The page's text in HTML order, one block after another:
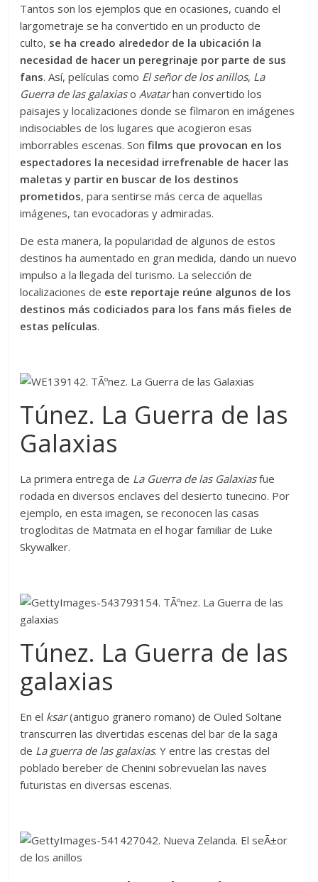
Tantos son los ejemplos que en ocasiones, cuando el
largometraje se ha convertido en un producto de
culto, se ha creado alrededor de la ubicación la
necesidad de hacer un peregrinaje por parte de sus
fans. Así, películas como El señor de los anillos, La
Guerra de las galaxiaso Avatarhan convertido los
paisajes y localizaciones donde se filmaron en imágenes
indisociables de los lugares que acogieron esas
imborrables escenas. Sonfilms que provocan en los
espectadores la necesidad irrefrenable de hacer las
maletas y partir en buscar de los destinos
prometidos, para sentirse más cerca de aquellas
imágenes, tan evocadoras y admiradas.
De esta manera, la popularidad de algunos de estos
destinos ha aumentado en gran medida, dando un nuevo
impulso a la llegada del turismo. La selección de
localizaciones de este reportaje reúne algunos de los
destinos más codiciados para los fans más fieles de
estas películas.
Túnez. La Guerra de las
Galaxias
La primera entrega de La Guerra de las Galaxiasfue
rodada en diversos enclaves del desierto tunecino. Por
ejemplo, en esta imagen, se reconocen las casas
trogloditas de Matmata en el hogar familiar de Luke
Skywalker.
Túnez. La Guerra de las
galaxias
En el ksar(antiguo granero romano) de Ouled Soltane
transcurren las divertidas escenas del bar de la saga
de La guerra de las galaxias. Y entre las crestas del
poblado bereber de Chenini sobrevuelan las naves
futuristas en diversas escenas.